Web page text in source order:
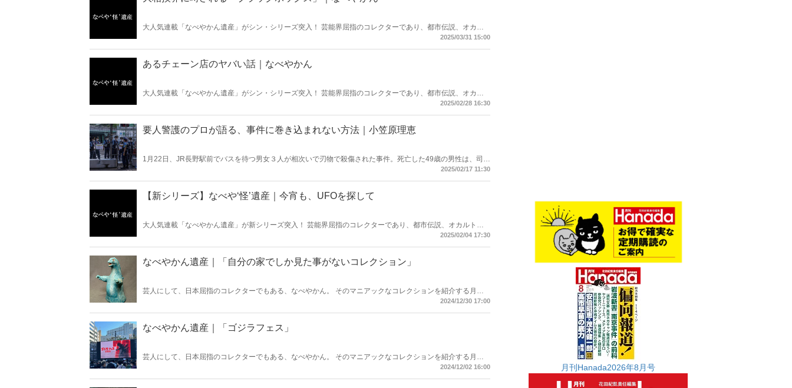
大人気連載「なべやかん遺産」がシン・シリーズ突入！ 芸能界屈指のコレクターであり、都市伝説、オカル
ト、スピリチュアルな話題大好きな芸人・なべやかんが蒐集した選りすぐりの「怪」な話を紹介！2025/03/31 15:00
あるチェーン店のヤバい話｜なべやかん
大人気連載「なべやかん遺産」がシン・シリーズ突入！ 芸能界屈指のコレクターであり、都市伝説、オカル
ト、スピリチュアルな話題大好きな芸人・なべやかんが蒐集した選りすぐりの「怪」な話を紹介！2025/02/28 16:30
要人警護のプロが語る、事件に巻き込まれない方法｜小笠原理恵
1月22日、JR長野駅前でバスを待つ男女３人が相次いで刃物で殺傷された事件。死亡した49歳の男性は、司法
解剖の結果、胸と背中の2カ所に刺し傷があり、死因は失血死。胸の刺し傷は心臓にまで達しており、抵抗の
ある要人警護のプロ・小山内秀友氏に、事件に巻き込まれない対処方法を聞いた。
2025/02/17 11:30
【新シリーズ】なべや‘怪’遺産｜今宵も、UFOを探して
大人気連載「なべやかん遺産」が新シリーズ突入！ 芸能界屈指のコレクターであり、都市伝説、オカルト、
2025/02/04 17:30
なべやかん遺産｜「自分の家でしか見た事がないコレクション」
芸人にして、日本屈指のコレクターでもある、なべやかん。 そのマニアックなコレクションを紹介する月刊
『Hanada』の好評連載「なべやかん遺産」がますますパワーアップして「Hanadaプラス」にお引越し！ 今
2024/12/30 17:00
なべやかん遺産｜「ゴジラフェス」
芸人にして、日本屈指のコレクターでもある、なべやかん。 そのマニアックなコレクションを紹介する月刊
『Hanada』の好評連載「なべやかん遺産」がますますパワーアップして「Hanadaプラス」にお引越し！ 今
2024/12/02 16:00 月刊Hanada2026年8月号